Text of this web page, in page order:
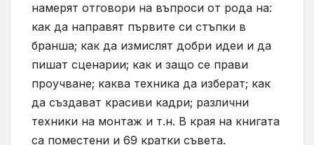
намерят отговори на въпроси от рода на:
как да направят първите си стъпки в
бранша; как да измислят добри идеи и да
пишат сценарии; как и защо се прави
проучване; каква техника да изберат; как
да създават красиви кадри; различни
техники на монтаж и т.н. В края на книгата
са поместени и 69 кратки съвета.